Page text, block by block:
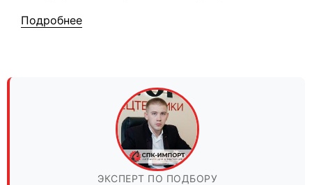
Подробнее
ЭКСПЕРТ ПО ПОДБОРУ